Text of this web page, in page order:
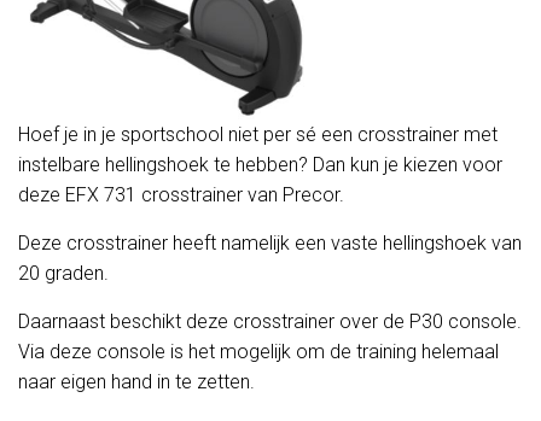
Hoef je in je sportschool niet per sé een crosstrainer met
instelbare hellingshoek te hebben? Dan kun je kiezen voor
deze EFX 731 crosstrainer van Precor.
Deze crosstrainer heeft namelijk een vaste hellingshoek van
20 graden.
Daarnaast beschikt deze crosstrainer over de P30 console.
Via deze console is het mogelijk om de training helemaal
naar eigen hand in te zetten.